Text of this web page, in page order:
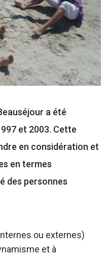
a été
et 2003. Cette
en considération et
en termes
des personnes
ou externes)
et à